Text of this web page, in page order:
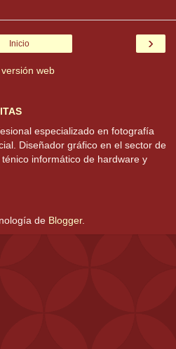
›
Inicio
web
especializado en fotografía
Diseñador gráfico en el sector de
informático de hardware y
de Blogger.